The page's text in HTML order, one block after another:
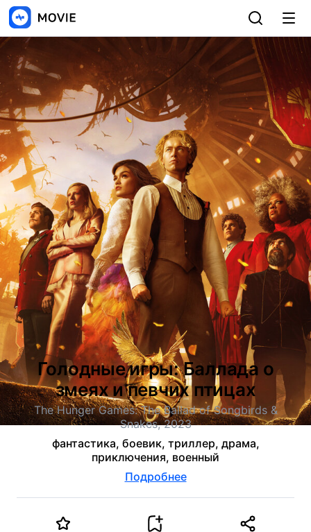
Голодные игры: Баллада о
змеях и певчих птицах
The Hunger Games: The Ballad of Songbirds &
Snakes, 2023
фантастика, боевик, триллер, драма,
приключения, военный
Подробнее